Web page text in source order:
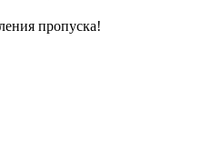
пропуска!